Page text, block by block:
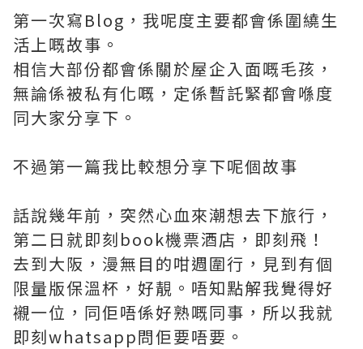
第一次寫Blog，我呢度主要都會係圍繞生
活上嘅故事。
相信大部份都會係關於屋企入面嘅毛孩，
無論係被私有化嘅，定係暫託緊都會喺度
同大家分享下。
不過第一篇我比較想分享下呢個故事
話說幾年前，突然心血來潮想去下旅行，
第二日就即刻book機票酒店，即刻飛！
去到大阪，漫無目的咁週圍行，見到有個
限量版保溫杯，好靚。唔知點解我覺得好
襯一位，同佢唔係好熟嘅同事，所以我就
即刻whatsapp問佢要唔要。